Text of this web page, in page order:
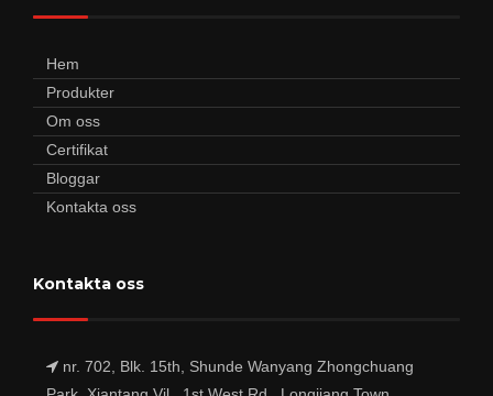
Hem
Produkter
Om oss
Certifikat
Bloggar
Kontakta oss
Kontakta oss
nr. 702, Blk. 15th, Shunde Wanyang Zhongchuang